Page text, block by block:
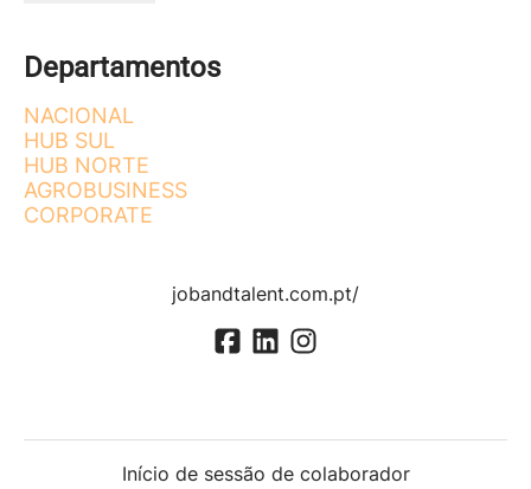
Departamentos
NACIONAL
HUB SUL
HUB NORTE
AGROBUSINESS
CORPORATE
jobandtalent.com.pt/
Início de sessão de colaborador